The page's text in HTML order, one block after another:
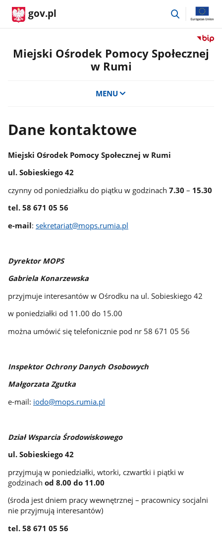
gov.pl
przejdź
Przejdź
do
Miejski Ośrodek Pomocy Społecznej
w Rumi
MENU
Dane kontaktowe
Miejski Ośrodek Pomocy Społecznej w Rumi
ul. Sobieskiego 42
czynny od poniedziałku do piątku w godzinach 7.30 – 15.30
tel. 58 671 05 56
e-mail: sekretariat@mops.rumia.pl
Dyrektor MOPS
Gabriela Konarzewska
przyjmuje interesantów w Ośrodku na ul. Sobieskiego 42
w poniedziałki od 11.00 do 15.00
można umówić się telefonicznie pod nr 58 671 05 56
Inspektor Ochrony Danych Osobowych
Małgorzata Zgutka
e-mail: iodo@mops.rumia.pl
Dział Wsparcia Środowiskowego
ul. Sobieskiego 42
przyjmują w poniedziałki, wtorki, czwartki i piątki w
godzinach od 8.00 do 11.00
(środa jest dniem pracy wewnętrznej – pracownicy socjalni
nie przyjmują interesantów)
tel. 58 671 05 56